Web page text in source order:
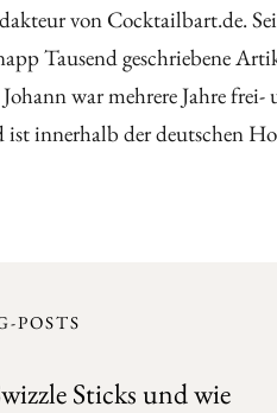
von Cocktailbart.de.
Tausend geschriebene
war mehrere Jahre
innerhalb der deutschen
POSTS
Sticks und wie